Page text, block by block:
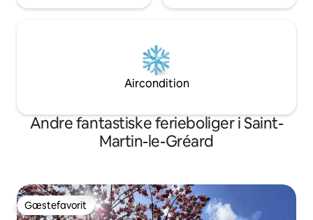
Aircondition
Andre fantastiske ferieboliger i Saint-
Martin-le-Gréard
Gæstefavorit
Gæstefavorit